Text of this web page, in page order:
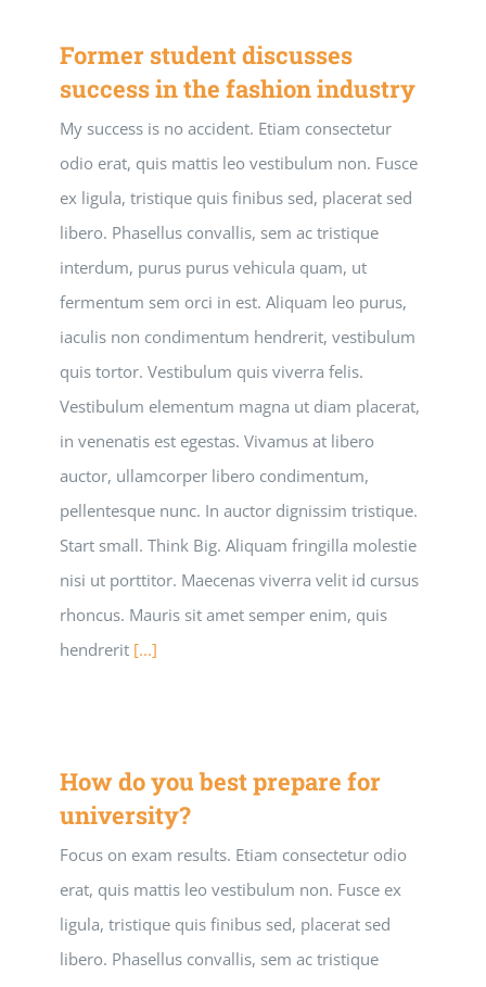
Former student discusses
success in the fashion industry
My success is no accident. Etiam consectetur
odio erat, quis mattis leo vestibulum non. Fusce
ex ligula, tristique quis finibus sed, placerat sed
libero. Phasellus convallis, sem ac tristique
interdum, purus purus vehicula quam, ut
fermentum sem orci in est. Aliquam leo purus,
iaculis non condimentum hendrerit, vestibulum
quis tortor. Vestibulum quis viverra felis.
Vestibulum elementum magna ut diam placerat,
in venenatis est egestas. Vivamus at libero
auctor, ullamcorper libero condimentum,
pellentesque nunc. In auctor dignissim tristique.
Start small. Think Big. Aliquam fringilla molestie
nisi ut porttitor. Maecenas viverra velit id cursus
rhoncus. Mauris sit amet semper enim, quis
hendrerit [...]
How do you best prepare for
university?
Focus on exam results. Etiam consectetur odio
erat, quis mattis leo vestibulum non. Fusce ex
ligula, tristique quis finibus sed, placerat sed
libero. Phasellus convallis, sem ac tristique